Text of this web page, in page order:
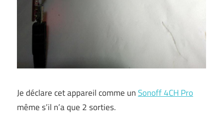
Je déclare cet appareil comme unSonoff 4CH Pro
même s’il n’a que 2 sorties.